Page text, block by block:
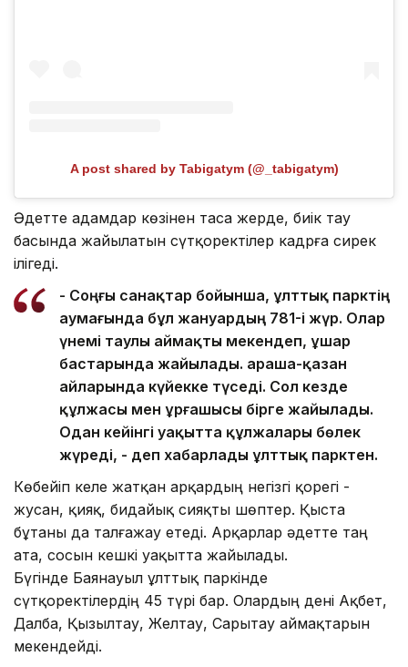
A post shared by Tabigatym (@_tabigatym)
Әдетте адамдар көзінен таса жерде, биік тау
басында жайылатын сүтқоректілер кадрға сирек
ілігеді.
- Соңғы санақтар бойынша, ұлттық парктің
аумағында бұл жануардың 781-і жүр. Олар
үнемі таулы аймақты мекендеп, ұшар
бастарында жайылады. Қараша-қазан
айларында күйекке түседі. Сол кезде
құлжасы мен ұрғашысы бірге жайылады.
Одан кейінгі уақытта құлжалары бөлек
жүреді, - деп хабарлады ұлттық парктен.
Көбейіп келе жатқан арқардың негізгі қорегі -
жусан, қияқ, бидайық сияқты шөптер. Қыста
бұтаны да талғажау етеді. Арқарлар әдетте таң
ата, сосын кешкі уақытта жайылады.
Бүгінде Баянауыл ұлттық паркінде
сүтқоректілердің 45 түрі бар. Олардың дені Ақбет,
Далба, Қызылтау, Желтау, Сарытау аймақтарын
мекендейді.